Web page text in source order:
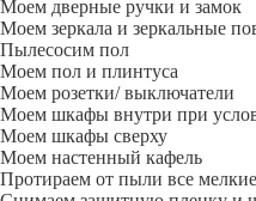
Моем дверные ручки и замок
Моем зеркала и зеркальные
Пылесосим пол
Моем пол и плинтуса
Моем розетки/ выключатели
Моем шкафы внутри при
Моем шкафы сверху
Моем настенный кафель
Протираем от пыли все